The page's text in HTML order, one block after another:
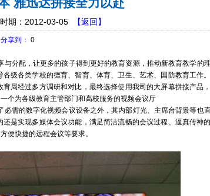
期：2012-03-05 【返回】
分享到： 0
分配，让更多的孩子得到更好的教育资源，推动新教育教学的
级各类学校的德育、智育、体育、卫生、艺术、国防教育工作
局经过多方调研和对比，最终选择使用我司的大屏幕拼接产品
个为各级教育主管部门和高校服务的视频会议厅
需的数字化视频会议设备之外，其内部灯光、主席台背景等也
是实现多媒体会议功能，满足简洁流畅的会议过程、逼真传神
便快捷的远程会议等要求。